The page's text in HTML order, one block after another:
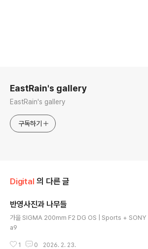
EastRain's gallery
EastRain's gallery
구독하기
Digital 의 다른 글
반영사진과 나무들
가을 SIGMA 200mm F2 DG OS | Sports + SONY
a9
1 0 2026. 2. 23.